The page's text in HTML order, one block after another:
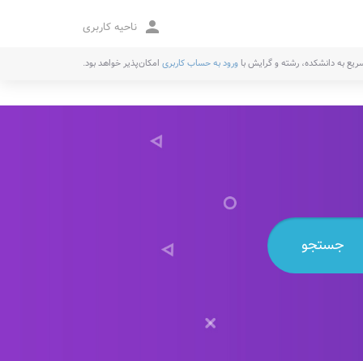
person ناحیه کاربری
به دانشکده، رشته و گرایش با ورود به حساب کاربری امکان‌پذیر خواهد بود.